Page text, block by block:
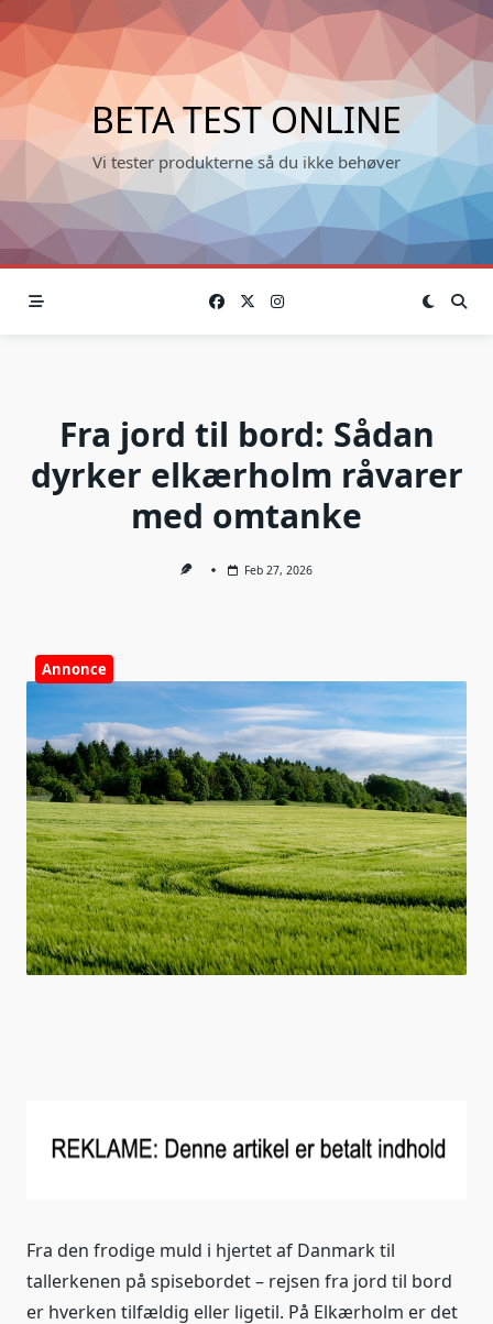
Skip
to
content
BETA TEST ONLINE
Vi tester produkterne så du ikke behøver
Fra jord til bord: Sådan
dyrker elkærholm råvarer
med omtanke
Feb 27, 2026
Annonce
Fra den frodige muld i hjertet af Danmark til
tallerkenen på spisebordet – rejsen fra jord til bord
er hverken tilfældig eller ligetil. På Elkærholm er det